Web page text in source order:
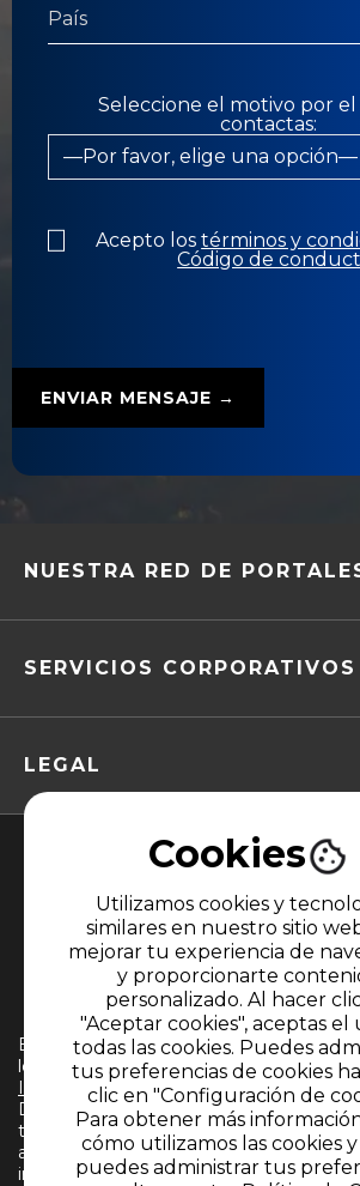
Seleccione el motivo por
contactas:
Acepto lostérminos y
Código de
NUESTRA RED DE
SERVICIOS CORPORATIVOS
LEGAL
MIEMBRO DE
El uso de este sitio web implica la
los
Términos y condicionesy Políticas
Información de CARACOL TELEVISIÓN
Derechos Reservados D.R.A. Prohibida
total o parcial, así como su traducción a
autorización escrita de su titular.
in part, or translation without written
Cookies
Utilizamos cookies y
similares en nuestro sitio
mejorar tu experiencia de
y proporcionarte
personalizado. Al hacer
"Aceptar cookies", aceptas el
todas las cookies. Puedes
tus preferencias de cookies
clic en "Configuración de
Para obtener más
cómo utilizamos las cookies
puedes administrar tus